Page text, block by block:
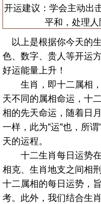
开运建议：学会主动出
平和，处理人
以上是根据你今天的
色、数字、贵人等开运
好运能量上升！
生肖，即十二属相，
天不同的属相命运，十
相的先天命运，随着日
一样，此为"运"也，所
天的运程。
十二生肖每日运势在
相克、生肖地支之间相
十二属相的每日运势，
考。此外，我们结合生